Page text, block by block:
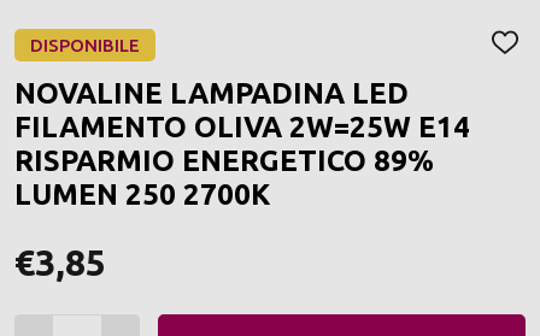
DISPONIBILE
NOVALINE LAMPADINA LED
FILAMENTO OLIVA 2W=25W E14
RISPARMIO ENERGETICO 89%
LUMEN 250 2700K
€3,85